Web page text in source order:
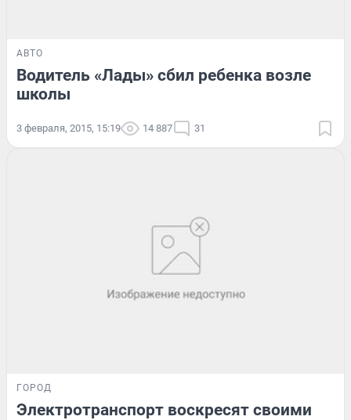
АВТО
Водитель «Лады» сбил ребенка возле
школы
3 февраля, 2015, 15:19 14 887 31
ГОРОД
Электротранспорт воскресят своими